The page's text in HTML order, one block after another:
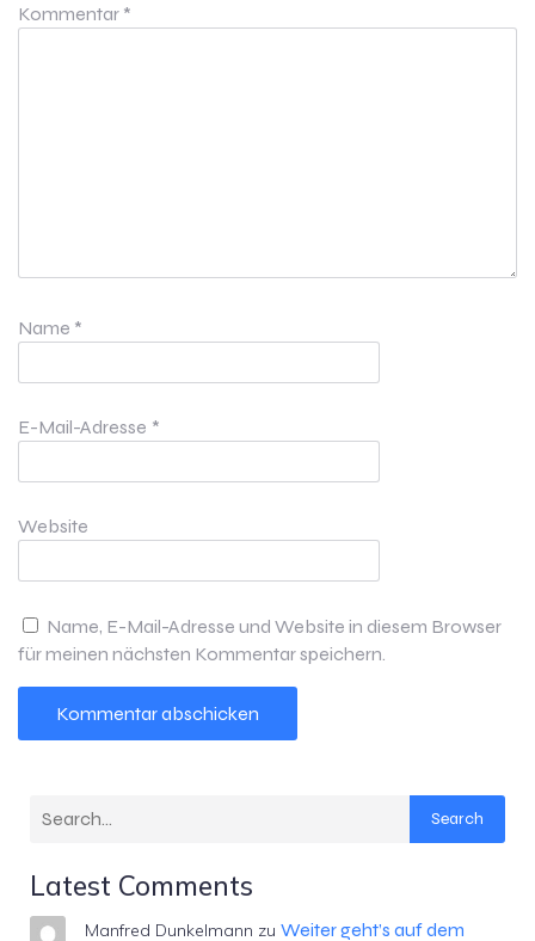
Kommentar *
Name *
E-Mail-Adresse *
Website
Name, E-Mail-Adresse und Website in diesem Browser
für meinen nächsten Kommentar speichern.
Search
Latest Comments
Manfred Dunkelmann zu Weiter geht’s auf dem